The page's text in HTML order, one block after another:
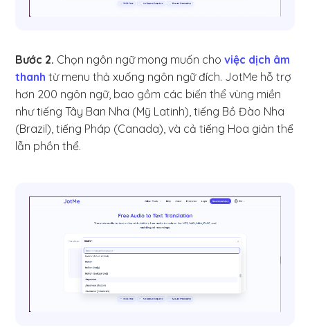
Bước 2. Chọn ngôn ngữ mong muốn choviệc dịch âm
thanh từ menu thả xuống ngôn ngữ đích. JotMe hỗ trợ
hơn 200 ngôn ngữ, bao gồm các biến thể vùng miền
như tiếng Tây Ban Nha (Mỹ Latinh), tiếng Bồ Đào Nha
(Brazil), tiếng Pháp (Canada), và cả tiếng Hoa giản thể
lẫn phồn thể.